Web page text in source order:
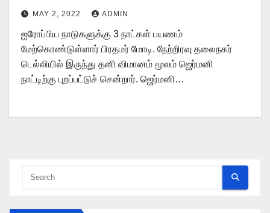
MAY 2, 2022 ADMIN
ஐரோப்பிய நாடுகளுக்கு 3 நாட்கள் பயணம்
மேற்கொண்டுள்ளார் பிரதமர் மோடி. நேற்றிரவு தலைநகர்
டெல்லியில் இருந்து தனி விமானம் மூலம் ஜெர்மனி
நாட்டிற்கு புறப்பட்டுச் சென்றார். ஜெர்மனி…